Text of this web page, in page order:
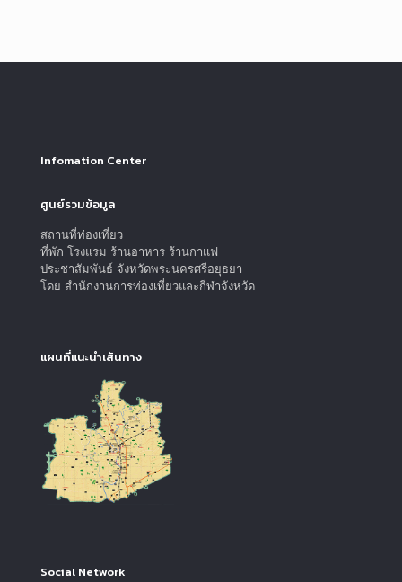
Infomation Center
ศูนย์รวมข้อมูล
สถานที่ท่องเที่ยว
ที่พัก โรงแรม ร้านอาหาร ร้านกาแฟ
ประชาสัมพันธ์ จังหวัดพระนครศรีอยุธยา
โดย สำนักงานการท่องเที่ยวและกีฬาจังหวัด
แผนที่แนะนำเส้นทาง
Social Network